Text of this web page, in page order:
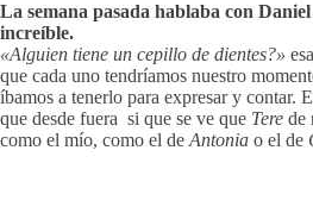
La semana pasada hablaba con
increíble.
«Alguien tiene un cepillo de dientes?»
que cada uno tendríamos nuestro
íbamos a tenerlo para expresar y contar.
que desde fuera si que se ve que Tere de
como el mío, como el de Antonia o el de